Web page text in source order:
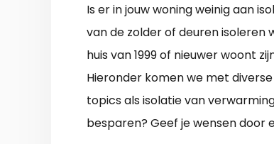
Is er in jouw woning weinig aan
van de zolder of deuren isoleren
huis van 1999 of nieuwer woont
Hieronder komen we met
topics als isolatie van
besparen? Geef je wensen